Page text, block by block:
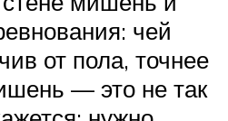
чей
от пола, точнее
— это не так